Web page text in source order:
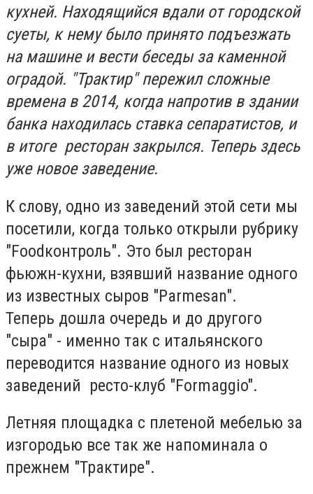
кухней. Находящийся вдали от городской
суеты, к нему было принято подъезжать
на машине и вести беседы за каменной
оградой. "Трактир" пережил сложные
времена в 2014, когда напротив в здании
банка находилась ставка сепаратистов, и
в итоге ресторан закрылся. Теперь здесь
уже новое заведение.
К слову, одно из заведений этой сети мы
посетили, когда только открыли рубрику
"Foodконтроль". Это был ресторан
фьюжн-кухни, взявший название одного
из известных сыров "Parmesan".
Теперь дошла очередь и до другого
"сыра" - именно так с итальянского
переводится название одного из новых
заведений ресто-клуб "Formaggio".
Летняя площадка с плетеной мебелью за
изгородью все так же напоминала о
прежнем "Трактире".